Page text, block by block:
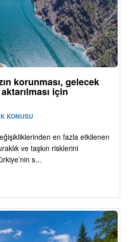
korunması, gelecek
için
KONUSU
en fazla etkilenen
ve taşkın risklerini
s...